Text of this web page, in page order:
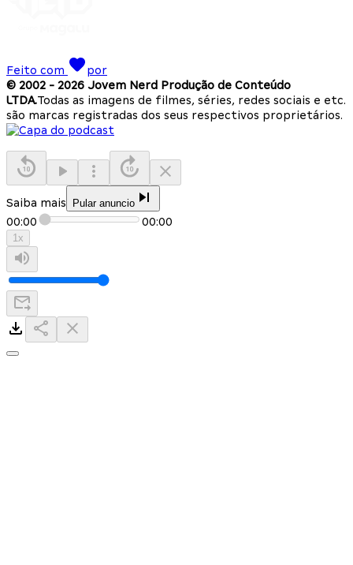
Feito com
por
© 2002 - 2026 Jovem Nerd Produção de Conteúdo
LTDA.Todas as imagens de filmes, séries, redes sociais e etc.
são marcas registradas dos seus respectivos proprietários.
Saiba mais Pular anuncio
00:00 00:00
1x